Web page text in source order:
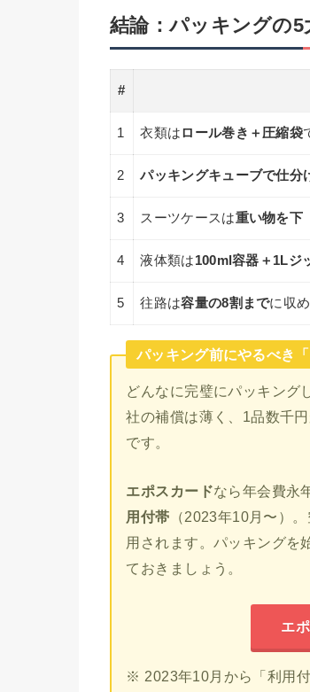
結論：パッキングの5
#
1 衣類はロール巻き＋圧縮袋
2 パッキングキューブで仕分
3 スーツケースは重い物を下
4 液体類は100ml容器＋1Lジ
5 往路は容量の8割までに収
パッキング前にやるべき「
どんなに完璧にパッキング
社の補償は薄く、1品数千
です。
エポスカードなら年会費永
用付帯 （2023年10月〜）
用されます。パッキングを
ておきましょう。
エ
※ 2023年10月から「利用